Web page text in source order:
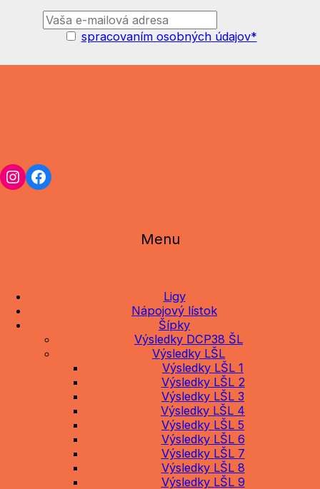
spracovaním osobných údajov*
Instagram
Facebook
Menu
Ligy
Nápojový lístok
Šípky
Výsledky DCP38 ŠL
Výsledky LŠL
Výsledky LŠL 1
Výsledky LŠL 2
Výsledky LŠL 3
Výsledky LŠL 4
Výsledky LŠL 5
Výsledky LŠL 6
Výsledky LŠL 7
Výsledky LŠL 8
Výsledky LŠL 9